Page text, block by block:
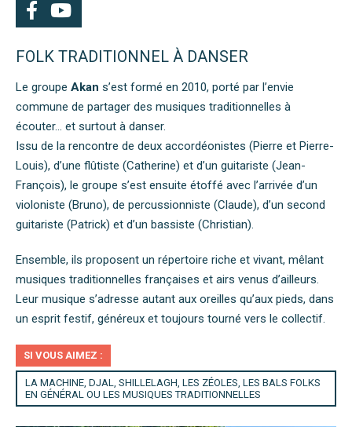
FOLK TRADITIONNEL À DANSER
Le groupe Akan s’est formé en 2010, porté par l’envie
commune de partager des musiques traditionnelles à
écouter… et surtout à danser.
Issu de la rencontre de deux accordéonistes (Pierre et Pierre-
Louis), d’une flûtiste (Catherine) et d’un guitariste (Jean-
François), le groupe s’est ensuite étoffé avec l’arrivée d’un
violoniste (Bruno), de percussionniste (Claude), d’un second
guitariste (Patrick) et d’un bassiste (Christian).
Ensemble, ils proposent un répertoire riche et vivant, mêlant
musiques traditionnelles françaises et airs venus d’ailleurs.
Leur musique s’adresse autant aux oreilles qu’aux pieds, dans
un esprit festif, généreux et toujours tourné vers le collectif.
SI VOUS AIMEZ :
LA MACHINE, DJAL, SHILLELAGH, LES ZÉOLES, LES BALS FOLKS
EN GÉNÉRAL OU LES MUSIQUES TRADITIONNELLES